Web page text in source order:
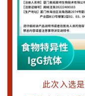
此次入选